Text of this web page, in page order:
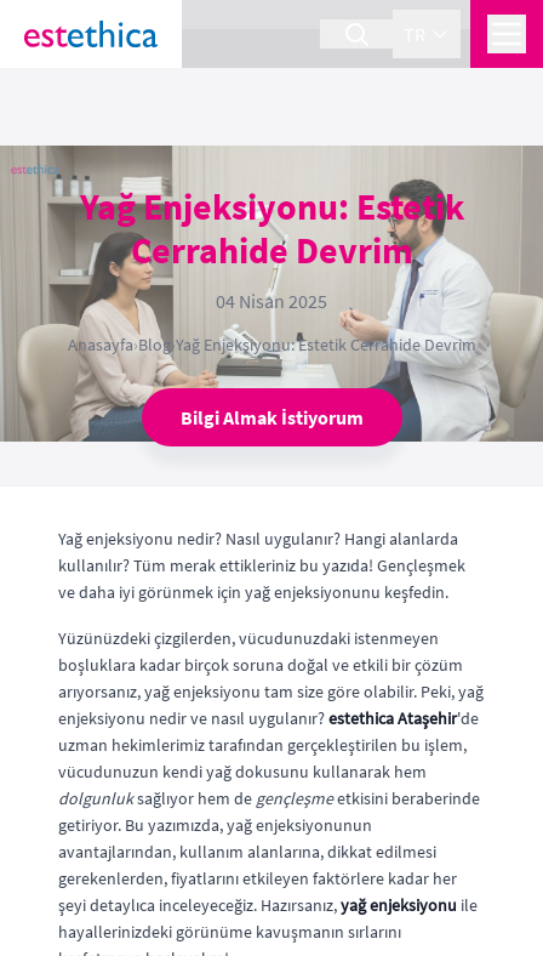
section Service {
Yağ Enjeksiyonu: Estetik
Cerrahide Devrim
04 Nisan 2025
Anasayfa›Blog›Yağ Enjeksiyonu: Estetik Cerrahide Devrim
Bilgi Almak İstiyorum
Yağ enjeksiyonu nedir? Nasıl uygulanır? Hangi alanlarda
kullanılır? Tüm merak ettikleriniz bu yazıda! Gençleşmek
ve daha iyi görünmek için yağ enjeksiyonunu keşfedin.
Yüzünüzdeki çizgilerden, vücudunuzdaki istenmeyen
boşluklara kadar birçok soruna doğal ve etkili bir çözüm
arıyorsanız, yağ enjeksiyonu tam size göre olabilir. Peki, yağ
enjeksiyonu nedir ve nasıl uygulanır?estethica Ataşehir'de
uzman hekimlerimiz tarafından gerçekleştirilen bu işlem,
vücudunuzun kendi yağ dokusunu kullanarak hem
dolgunluksağlıyor hem de gençleşmeetkisini beraberinde
getiriyor. Bu yazımızda, yağ enjeksiyonunun
avantajlarından, kullanım alanlarına, dikkat edilmesi
gerekenlerden, fiyatlarını etkileyen faktörlere kadar her
şeyi detaylıca inceleyeceğiz. Hazırsanız,yağ enjeksiyonu ile
hayallerinizdeki görünüme kavuşmanın sırlarını